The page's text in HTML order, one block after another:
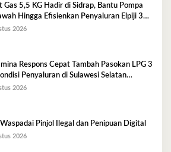
Gas 5,5 KG Hadir di Sidrap, Bantu Pompa
Hingga Efisienkan Penyaluran Elpiji 3
2026
Respons Cepat Tambah Pasokan LPG 3
Penyaluran di Sulawesi Selatan
Kondusif
2026
Pinjol Ilegal dan Penipuan Digital
2026